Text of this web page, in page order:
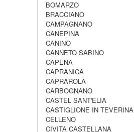
BOMARZO
BRACCIANO
CAMPAGNANO
CANEPINA
CANINO
CANNETO SABINO
CAPENA
CAPRANICA
CAPRAROLA
CARBOGNANO
CASTEL SANT'ELIA
CASTIGLIONE IN TEVERINA
CELLENO
CIVITA CASTELLANA